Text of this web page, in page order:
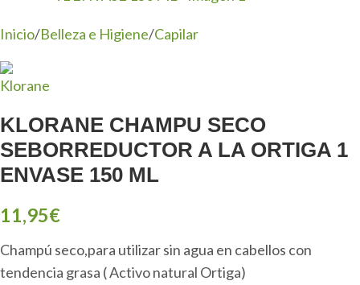
Inicio/Belleza e Higiene/Capilar
KLORANE CHAMPU SECO
SEBORREDUCTOR A LA ORTIGA 1
ENVASE 150 ML
11,95€
Champú seco,para utilizar sin agua en cabellos con
tendencia grasa ( Activo natural Ortiga)